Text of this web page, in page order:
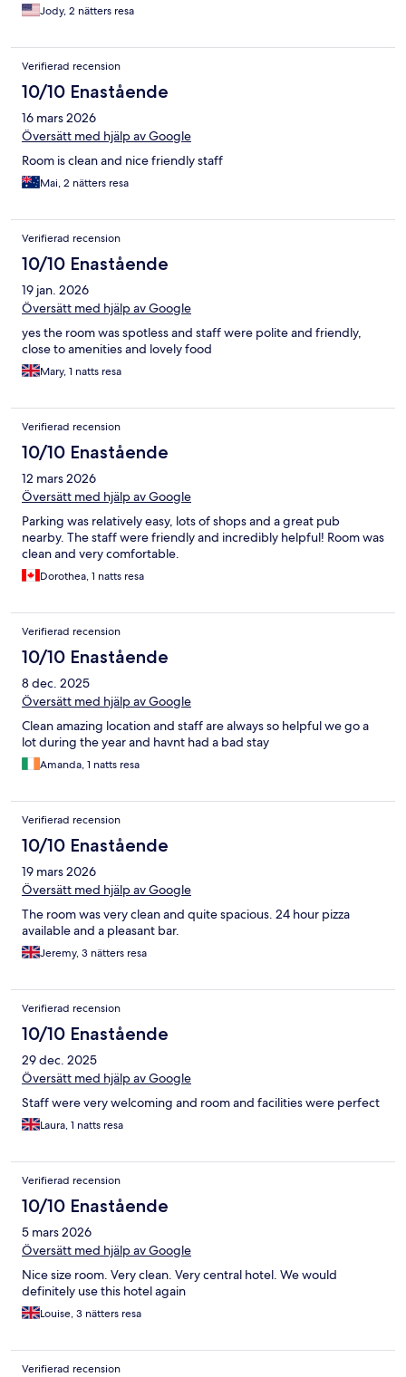
Jody, 2 nätters resa
Verifierad recension
10/10 Enastående
16 mars 2026
Översätt med hjälp av Google
Room is clean and nice friendly staff
Mai, 2 nätters resa
Verifierad recension
10/10 Enastående
19 jan. 2026
Översätt med hjälp av Google
yes the room was spotless and staff were polite and friendly,
close to amenities and lovely food
Mary, 1 natts resa
Verifierad recension
10/10 Enastående
12 mars 2026
Översätt med hjälp av Google
Parking was relatively easy, lots of shops and a great pub
nearby. The staff were friendly and incredibly helpful! Room was
clean and very comfortable.
Dorothea, 1 natts resa
Verifierad recension
10/10 Enastående
8 dec. 2025
Översätt med hjälp av Google
Clean amazing location and staff are always so helpful we go a
lot during the year and havnt had a bad stay
Amanda, 1 natts resa
Verifierad recension
10/10 Enastående
19 mars 2026
Översätt med hjälp av Google
The room was very clean and quite spacious. 24 hour pizza
available and a pleasant bar.
Jeremy, 3 nätters resa
Verifierad recension
10/10 Enastående
29 dec. 2025
Översätt med hjälp av Google
Staff were very welcoming and room and facilities were perfect
Laura, 1 natts resa
Verifierad recension
10/10 Enastående
5 mars 2026
Översätt med hjälp av Google
Nice size room. Very clean. Very central hotel. We would
definitely use this hotel again
Louise, 3 nätters resa
Verifierad recension